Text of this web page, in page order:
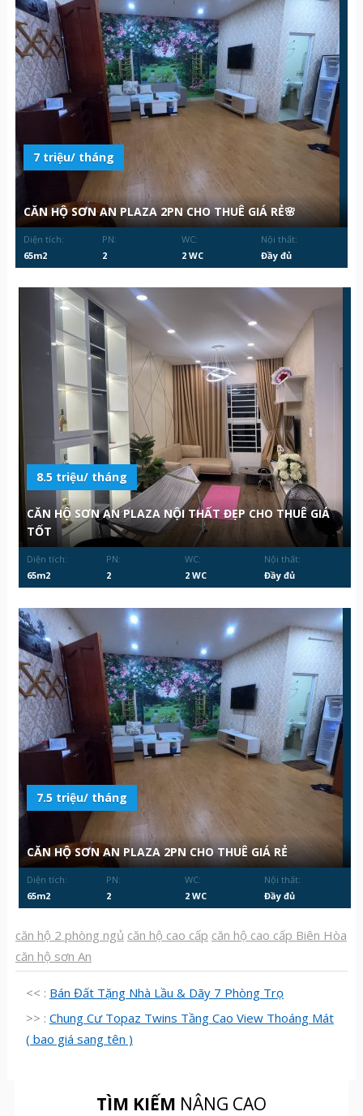
7 triệu/ tháng
CĂN HỘ SƠN AN PLAZA 2PN CHO THUÊ GIÁ RẺ🌸
Diện tích:
65m2
PN:
2
WC:
2 WC
Nội thất:
Đầy đủ
8.5 triệu/ tháng
CĂN HỘ SƠN AN PLAZA NỘI THẤT ĐẸP CHO THUÊ GIÁ
TỐT
Diện tích:
65m2
PN:
2
WC:
2 WC
Nội thất:
Đầy đủ
7.5 triệu/ tháng
CĂN HỘ SƠN AN PLAZA 2PN CHO THUÊ GIÁ RẺ
Diện tích:
65m2
PN:
2
WC:
2 WC
Nội thất:
Đầy đủ
căn hộ 2 phòng ngủ căn hộ cao cấp căn hộ cao cấp Biên Hòa
căn hộ sơn An
<< : Bán Đất Tặng Nhà Lầu & Dãy 7 Phòng Trọ
>> : Chung Cư Topaz Twins Tầng Cao View Thoáng Mát
( bao giá sang tên )
TÌM KIẾM NÂNG CAO